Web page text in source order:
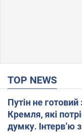
TOP NEWS
Путін не
Кремля, які
думку. Інтерв’ю